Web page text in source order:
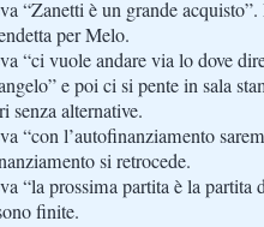
“Zanetti è un grande
per Melo.
“ci vuole andare via lo dove
e poi ci si pente in sala
senza alternative.
“con l’autofinanziamento
si retrocede.
“la prossima partita è la partita
finite.